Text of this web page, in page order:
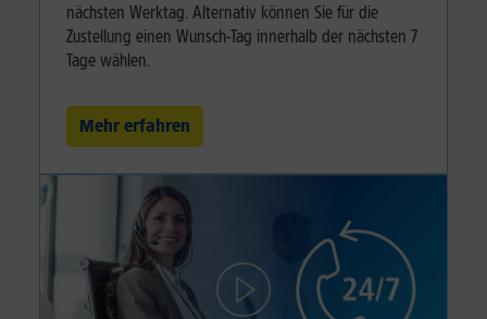
nächsten Werktag. Alternativ können Sie für die
Zustellung einen Wunsch-Tag innerhalb der nächsten 7
Tage wählen.
Mehr erfahren